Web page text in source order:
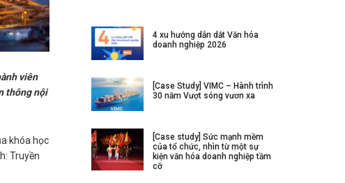
viên
thông nội
khóa học
Truyền
4 xu hướng dẫn dắt Văn hóa
doanh nghiệp 2026
[Case Study] VIMC – Hành trình
30 năm Vượt sóng vươn xa
[Case study] Sức mạnh mềm
của tổ chức, nhìn từ một sự
kiện văn hóa doanh nghiệp tầm
cỡ